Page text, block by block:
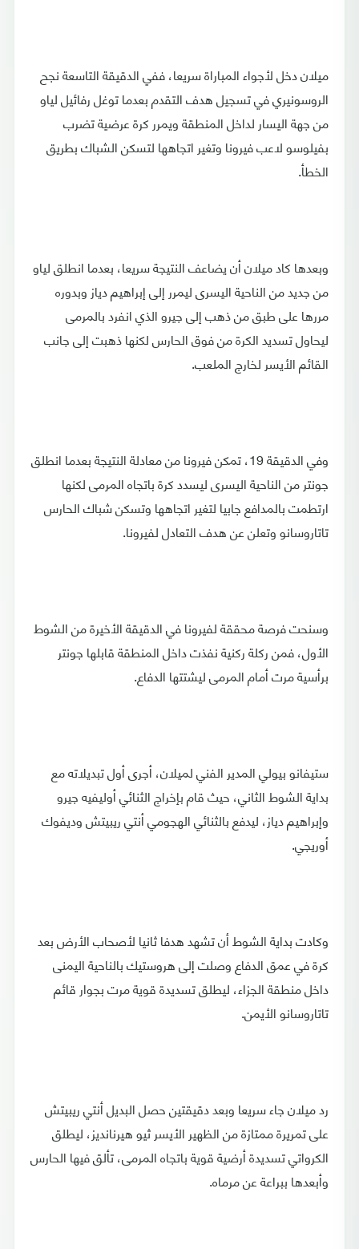
ميلان دخل لأجواء المباراة سريعا، ففي الدقيقة التاسعة نجح
الروسونيري في تسجيل هدف التقدم بعدما توغل رفائيل لياو
من جهة اليسار لداخل المنطقة ويمرر كرة عرضية تضرب
بفيلوسو لاعب فيرونا وتغير اتجاهها لتسكن الشباك بطريق
الخطأ.
وبعدها كاد ميلان أن يضاعف النتيجة سريعا، بعدما انطلق لياو
من جديد من الناحية اليسرى ليمرر إلى إبراهيم دياز وبدوره
مررها على طبق من ذهب إلى جيرو الذي انفرد بالمرمى
ليحاول تسديد الكرة من فوق الحارس لكنها ذهبت إلى جانب
القائم الأيسر لخارج الملعب.
وفي الدقيقة 19، تمكن فيرونا من معادلة النتيجة بعدما انطلق
جونتر من الناحية اليسرى ليسدد كرة باتجاه المرمى لكنها
ارتطمت بالمدافع جابيا لتغير اتجاهها وتسكن شباك الحارس
تاتاروسانو وتعلن عن هدف التعادل لفيرونا.
وسنحت فرصة محققة لفيرونا في الدقيقة الأخيرة من الشوط
الأول، فمن ركلة ركنية نفذت داخل المنطقة قابلها جونتر
برأسية مرت أمام المرمى ليشتتها الدفاع.
ستيفانو بيولي المدير الفني لميلان، أجرى أول تبديلاته مع
بداية الشوط الثاني، حيث قام بإخراج الثنائي أوليفيه جيرو
وإبراهيم دياز، ليدفع بالثنائي الهجومي أنتي ريبيتش وديفوك
أوريجي.
وكادت بداية الشوط أن تشهد هدفا ثانيا لأصحاب الأرض بعد
كرة في عمق الدفاع وصلت إلى هروستيك بالناحية اليمنى
داخل منطقة الجزاء، ليطلق تسديدة قوية مرت بجوار قائم
تاتاروسانو الأيمن.
رد ميلان جاء سريعا وبعد دقيقتين حصل البديل أنتي ريبيتش
على تمريرة ممتازة من الظهير الأيسر ثيو هيرنانديز، ليطلق
الكرواتي تسديدة أرضية قوية باتجاه المرمى، تألق فيها الحارس
وأبعدها ببراعة عن مرماه.